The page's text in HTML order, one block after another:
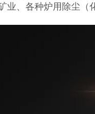
业、各种炉用除尘（